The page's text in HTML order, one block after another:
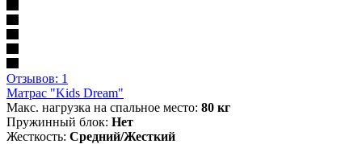
Отзывов: 1
Матрас "Kids Dream"
Макс. нагрузка на спальное место: 80 кг
Пружинный блок: Нет
Жесткость: Средний/Жесткий